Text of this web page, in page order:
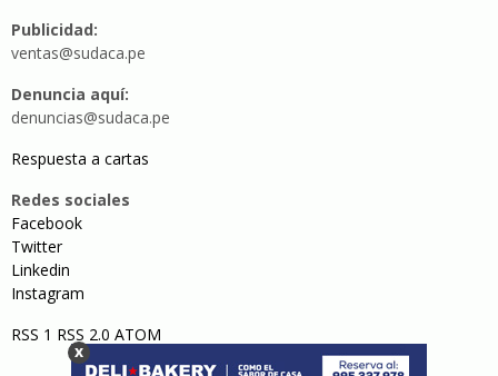
Publicidad:
ventas@sudaca.pe
Denuncia aquí:
denuncias@sudaca.pe
Respuesta a cartas
Redes sociales
Facebook
Twitter
Linkedin
Instagram
RSS 1 RSS 2.0 ATOM
x